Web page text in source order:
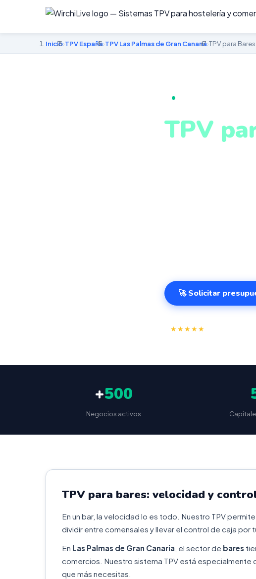
Inicio›TPV España›TPV Las Palmas de Gran Canaria›TPV para Bares
TPV
🚀 Solicitar
★★★★★
+500
Negocios activos
TPV para bares: velocidad y
En un bar, la velocidad lo es todo. Nuestro TPV
dividir entre comensales y llevar el control de caja por
En Las Palmas de Gran Canaria , el sector de bares
comercios. Nuestro sistema TPV está
que más necesitas.